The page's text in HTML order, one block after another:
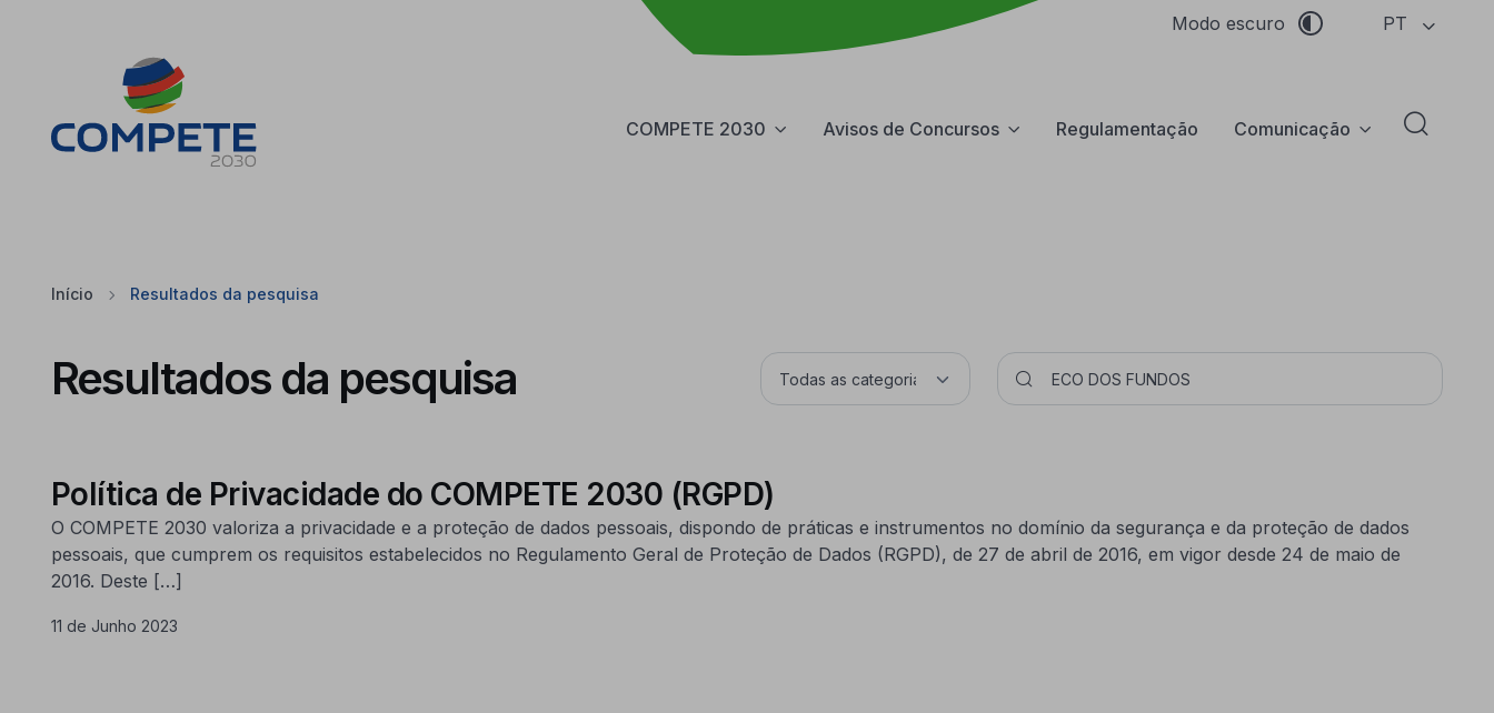
Modo escuro PT
COMPETE 2030 Avisos de Concursos Regulamentação Comunicação Abrir
Início Resultados da pesquisa
Resultados da pesquisa
Política de Privacidade do COMPETE 2030 (RGPD)
O COMPETE 2030 valoriza a privacidade e a proteção de dados pessoais, dispondo de práticas e instrumentos no domínio da segurança e da proteção de dados
pessoais, que cumprem os requisitos estabelecidos no Regulamento Geral de Proteção de Dados (RGPD), de 27 de abril de 2016, em vigor desde 24 de maio de
2016. Deste […]
11 de Junho 2023